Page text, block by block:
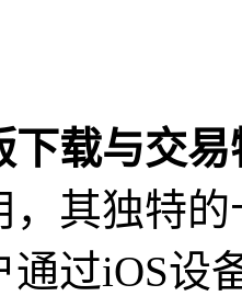
下载与交
，其独特
通过iOS设